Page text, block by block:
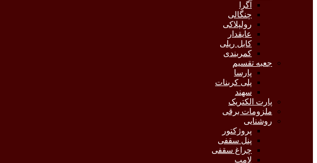
آگرا
چنگالی
رولپلاکی
عایقدار
کابل ریلی
کمربندی
جعبه تقسیم
پارسا
پلی کربنات
سهند
پارت الکتریک
ملزومات برقی
روشنایی
پروژکتور
پنل سقفی
چراغ سقفی
لامپ